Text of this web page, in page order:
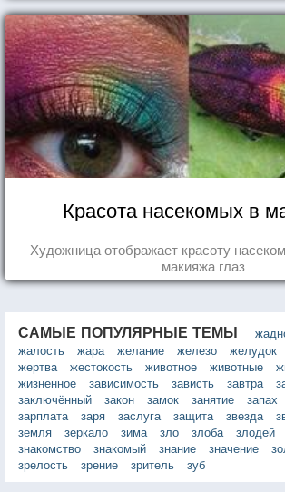
Красота насекомых в
Художница отображает красоту
макияжа глаз
САМЫЕ ПОПУЛЯРНЫЕ ТЕМЫ
жалость
жара желание железо желудок
жертва
жестокость животное животные
жизненное
зависимость зависть завтра
заключённый
закон замок занятие запах
зарплата
заря заслуга защита звезда
земля
зеркало зима зло злоба злодей
знакомство
знакомый знание значение
зрелость
зрение зритель зуб